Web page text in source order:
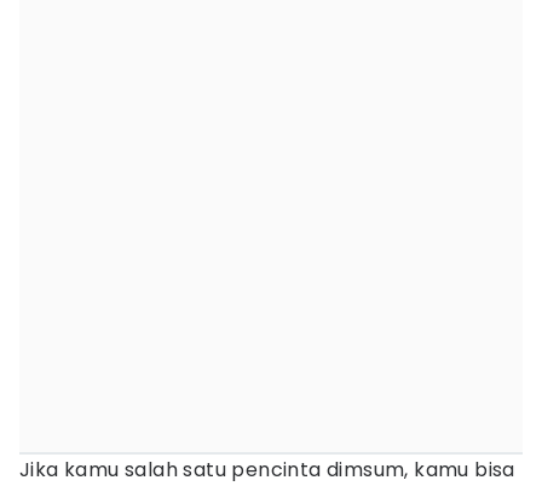
Jika kamu salah satu pencinta dimsum, kamu bisa